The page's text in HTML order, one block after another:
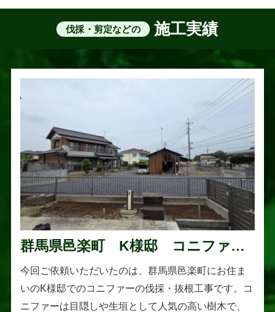
伐採・剪定などの 施工実績
群馬県邑楽町 K様邸 コニファー
伐採・抜根工事
今回ご依頼いただいたのは、群馬県邑楽町にお住ま
いのK様邸でのコニファーの伐採・抜根工事です。コ
ニファーは目隠しや生垣として人気の高い樹木で、